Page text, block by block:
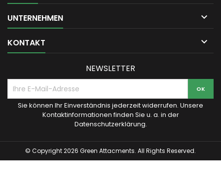
UNTERNEHMEN 
KONTAKT 
NEWSLETTER
Sie können Ihr Einverständnis jederzeit widerrufen. Unsere
Kontaktinformationen finden Sie u. a. in der
Datenschutzerklärung.
© Copyright 2026 Green Attacments. All Rights Reserved.